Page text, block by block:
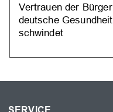
Vertrauen der
deutsche
schwindet